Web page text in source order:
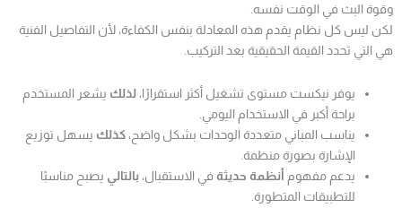
وقوة البث في الوقت نفسه.
لكن ليس كل نظام يقدم هذه المعادلة بنفس الكفاءة، لأن التفاصيل الفنية
هي التي تحدد القيمة الحقيقية بعد التركيب.
يوفر نيكست مستوى تشغيل أكثر استقرارًا، لذلك يشعر المستخدم
براحة أكبر في الاستخدام اليومي.
يناسب المباني متعددة الوحدات بشكل واضح، كذلك يسهل توزيع
الإشارة بصورة منظمة.
يدعم مفهوم أنظمة حديثة في الاستقبال، بالتالي يصبح مناسبًا
للتطبيقات المتطورة.